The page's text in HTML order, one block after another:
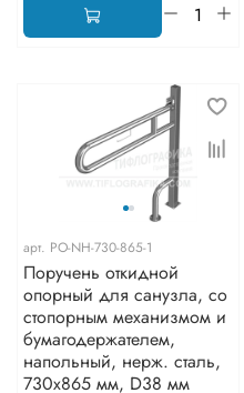
арт. PO-NH-730-865-1
Поручень откидной
опорный для санузла, со
стопорным механизмом и
бумагодержателем,
напольный, нерж. сталь,
730x865 мм, D38 мм